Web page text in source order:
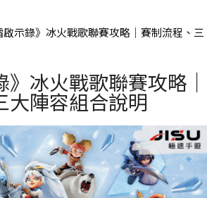
啟示錄》冰火戰歌聯賽攻略｜賽制流程、三
》冰火戰歌聯賽攻略｜
大陣容組合說明